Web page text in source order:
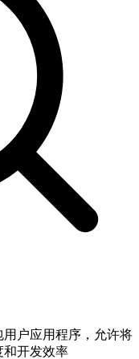
户应用程序，允许将
和开发效率